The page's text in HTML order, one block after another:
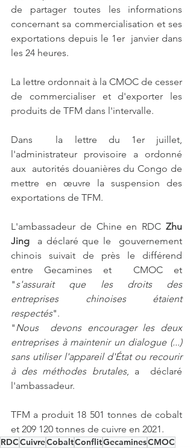
de partager toutes les informations
concernant sa commercialisation et ses
exportations depuis le 1er  janvier dans
les 24 heures.
La lettre ordonnait à la CMOC de cesser
de commercialiser et d'exporter les
produits de TFM dans l'intervalle.
Dans  la lettre du 1er juillet,
l'administrateur provisoire a ordonné
aux  autorités douanières du Congo de
mettre en œuvre la suspension des
exportations de TFM.
L'ambassadeur de Chine en RDC Zhu
Jing
a déclaré que le  gouvernement
chinois suivait de près le différend
entre Gecamines et  CMOC et
"s'assurait que les droits des
entreprises chinoises étaient
respectés".
"Nous  devons encourager les deux
entreprises à maintenir un dialogue (...)
sans utiliser l'appareil d'État ou recourir
à des méthodes brutales, a  déclaré
l'ambassadeur.
TFM a produit 18 501 tonnes de cobalt
et 209 120 tonnes de cuivre en 2021.
RDCCuivreCobaltConflitGecaminesCMOC